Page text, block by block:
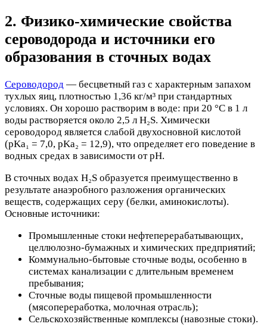
2. Физико-химические свойства
сероводорода и источники его
образования в сточных водах
Сероводород — бесцветный газ с характерным запахом
тухлых яиц, плотностью 1,36 кг/м³ при стандартных
условиях. Он хорошо растворим в воде: при 20 °C в 1 л
воды растворяется около 2,5 л H₂S. Химически
сероводород является слабой двухосновной кислотой
(pKa₁ = 7,0, pKa₂ = 12,9), что определяет его поведение в
водных средах в зависимости от pH.
В сточных водах H₂S образуется преимущественно в
результате анаэробного разложения органических
веществ, содержащих серу (белки, аминокислоты).
Основные источники:
Промышленные стоки нефтеперерабатывающих,
целлюлозно-бумажных и химических предприятий;
Коммунально-бытовые сточные воды, особенно в
системах канализации с длительным временем
пребывания;
Сточные воды пищевой промышленности
(мясопереработка, молочная отрасль);
Сельскохозяйственные комплексы (навозные стоки).